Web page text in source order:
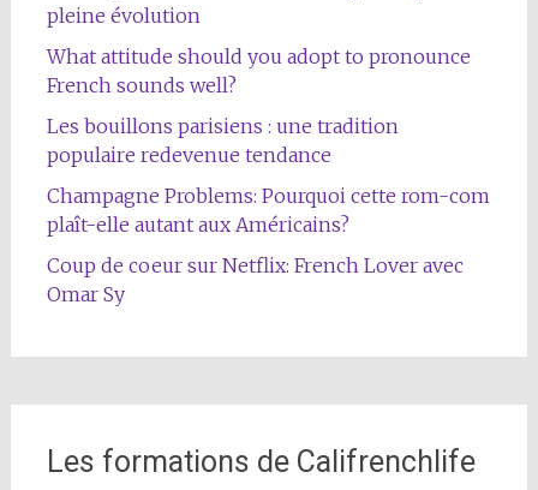
pleine évolution
What attitude should you adopt to pronounce
French sounds well?
Les bouillons parisiens : une tradition
populaire redevenue tendance
Champagne Problems: Pourquoi cette rom-com
plaît-elle autant aux Américains?
Coup de coeur sur Netflix: French Lover avec
Omar Sy
Les formations de Califrenchlife